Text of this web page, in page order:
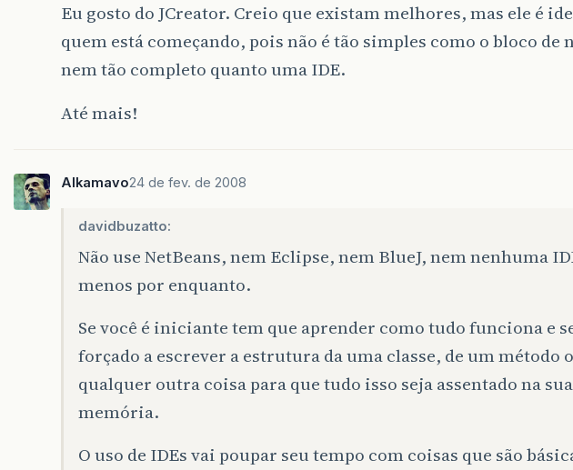
Eu gosto do JCreator. Creio que existam melhores, mas ele é
quem está começando, pois não é tão simples como o bloco de
nem tão completo quanto uma IDE.
Até mais!
Alkamavo24 de fev. de 2008
davidbuzatto:
Não use NetBeans, nem Eclipse, nem BlueJ, nem nenhuma
menos por enquanto.
Se você é iniciante tem que aprender como tudo funciona e
forçado a escrever a estrutura da uma classe, de um método
qualquer outra coisa para que tudo isso seja assentado na sua
memória.
O uso de IDEs vai poupar seu tempo com coisas que são